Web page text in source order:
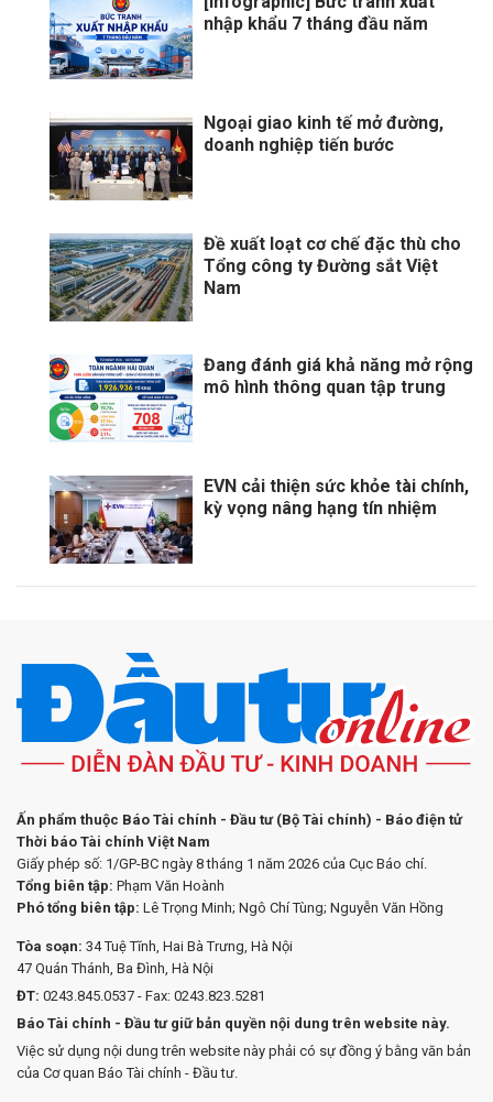
nhập khẩu 7 tháng đầu năm
Ngoại giao kinh tế mở đường,
doanh nghiệp tiến bước
Đề xuất loạt cơ chế đặc thù cho
Tổng công ty Đường sắt Việt
Nam
Đang đánh giá khả năng mở rộng
mô hình thông quan tập trung
EVN cải thiện sức khỏe tài chính,
kỳ vọng nâng hạng tín nhiệm
Ấn phẩm thuộc Báo Tài chính - Đầu tư (Bộ Tài chính) - Báo điện tử
Thời báo Tài chính Việt Nam
Giấy phép số: 1/GP-BC ngày 8 tháng 1 năm 2026 của Cục Báo chí.
Tổng biên tập: Phạm Văn Hoành
Phó tổng biên tập: Lê Trọng Minh; Ngô Chí Tùng; Nguyễn Văn Hồng
Tòa soạn: 34 Tuệ Tĩnh, Hai Bà Trưng, Hà Nội
47 Quán Thánh, Ba Đình, Hà Nội
ĐT: 0243.845.0537 - Fax: 0243.823.5281
Báo Tài chính - Đầu tư giữ bản quyền nội dung trên website này.
Việc sử dụng nội dung trên website này phải có sự đồng ý bằng văn bản
của Cơ quan Báo Tài chính - Đầu tư.